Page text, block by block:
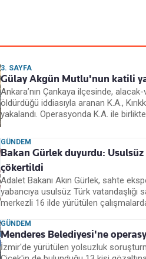
3. SAYFA
Gülay Akgün Mutlu'nun katili
Ankara’nın Çankaya ilçesinde,
öldürdüğü iddiasıyla aranan K.A.,
yakalandı. Operasyonda K.A. ile
GÜNDEM
Bakan Gürlek duyurdu:
çökertildi
Adalet Bakanı Akın Gürlek, sahte
yabancıya usulsüz Türk
merkezli 16 ilde yürütülen
GÜNDEM
Menderes Belediyesi'ne
İzmir'de yürütülen yolsuzluk